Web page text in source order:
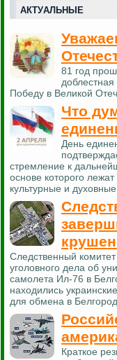
АКТУАЛЬНЫЕ
81 год
Победу в Великой
Что
День
стремление к
основе которого
культурные и
Следственный
уголовного дела об
самолета Ил-76 в
находились
для обмена в
Краткое